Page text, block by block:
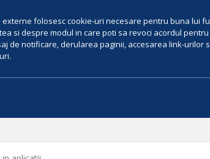
folosesc cookie-uri necesare pentru buna lui
si despre modul in care poti sa revoci acordul
de notificare, derularea paginii, accesarea link-